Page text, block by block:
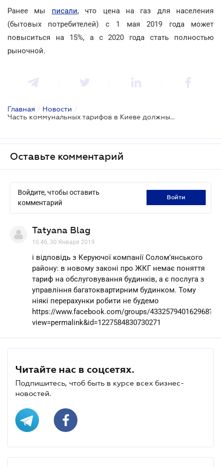
Ранее мы писали, что цена на газ для населения
(бытовых потребителей) с 1 мая 2019 года может
повыситься на 15%, а с 2020 года стать полностью
рыночной.
Главная / Новости /
Часть коммунальных тарифов в Киеве должны понизить
Оставьте комментарий
Войдите, чтобы оставить
комментарий
войти
Tatyana Blag
10.46, 30 Января 2019
і відповідь з Керуючої компанії Солом’янського
району: в новому законі про ЖКГ немає поняття
тариф на обслуговування будинків, а є послуга з
управління багатоквартирним будинком. Тому
ніякі перерахунки робити не будемо
https://www.facebook.com/groups/433257940162968?
view=permalink&id=1227584830730271
Читайте нас в соцсетях.
Подпишитесь, чтоб быть в курсе всех бизнес-
новостей.